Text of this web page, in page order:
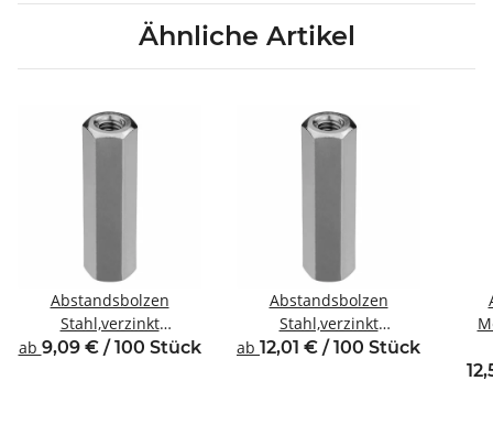
Ähnliche Artikel
Abstandsbolzen
Stahl,verzinkt
Innen/Innengewinde M4
ab 9,09 € / 100 Stück
Abstandsbolzen
Stahl,verzinkt
Innen/Innengewinde M4
ab 12,01 € / 100 Stück